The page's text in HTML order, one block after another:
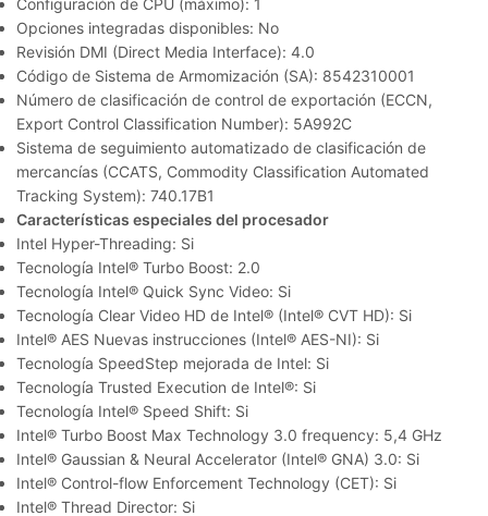
Opciones integradas disponibles: No
Revisión DMI (Direct Media Interface): 4.0
Código de Sistema de Armomización (SA): 8542310001
Número de clasificación de control de exportación (ECCN,
Export Control Classification Number): 5A992C
Sistema de seguimiento automatizado de clasificación de
mercancías (CCATS, Commodity Classification Automated
Tracking System): 740.17B1
Características especiales del procesador
Intel Hyper-Threading: Si
Tecnología Intel® Turbo Boost: 2.0
Tecnología Intel® Quick Sync Video: Si
Tecnología Clear Video HD de Intel® (Intel® CVT HD): Si
Intel® AES Nuevas instrucciones (Intel® AES-NI): Si
Tecnología SpeedStep mejorada de Intel: Si
Tecnología Trusted Execution de Intel®: Si
Tecnología Intel® Speed Shift: Si
Intel® Turbo Boost Max Technology 3.0 frequency: 5,4 GHz
Intel® Gaussian & Neural Accelerator (Intel® GNA) 3.0: Si
Intel® Control-flow Enforcement Technology (CET): Si
Intel® Thread Director: Si